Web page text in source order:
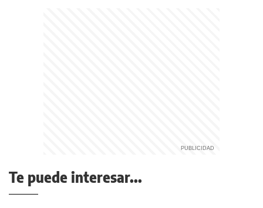
Te puede interesar...